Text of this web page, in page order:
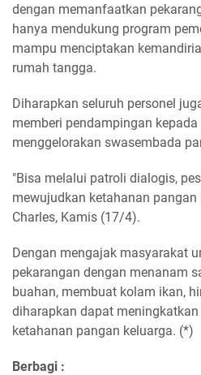
dengan memanfaatkan
hanya mendukung program
mampu menciptakan
rumah tangga.
Diharapkan seluruh personel
memberi pendampingan
menggelorakan swasembada
"Bisa melalui patroli dialogis,
mewujudkan ketahanan pangan
Charles, Kamis (17/4).
Dengan mengajak masyarakat
pekarangan dengan menanam
buahan, membuat kolam ikan,
diharapkan dapat
ketahanan pangan keluarga. (*)
Berbagi :